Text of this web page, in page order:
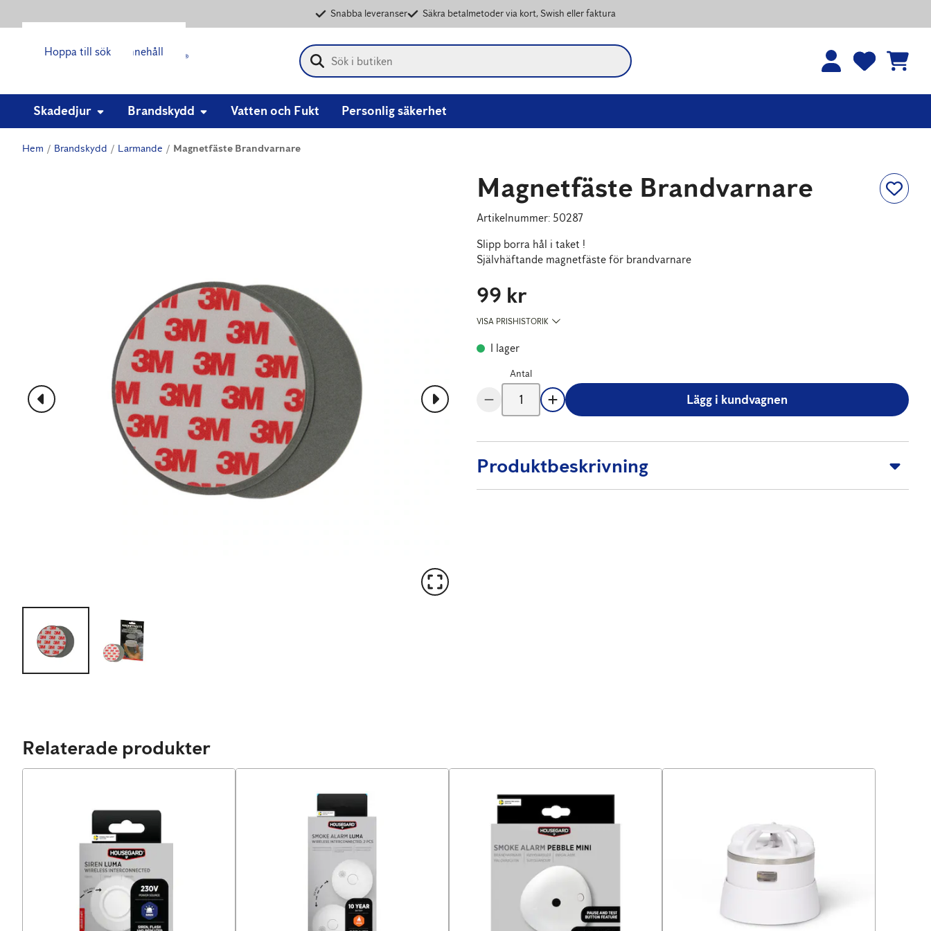
Hoppa till huvudinnehåll
Hoppa till sök
Snabba leveranser Säkra betalmetoder via kort, Swish eller faktura
r i
favori
r i
kundv
Skadedjur Brandskydd Vatten och Fukt Personlig säkerhet
Hem Brandskydd Larmande Magnetfäste Brandvarnare
Magnetfäste Brandvarnare
Artikelnummer: 50287
Slipp borra hål i taket !
Pris:99 kr
99 kr
VISA PRISHISTORIK
I lager
Antal
Lägg i kundvagnen
Produktbeskrivning
Relaterade produkter